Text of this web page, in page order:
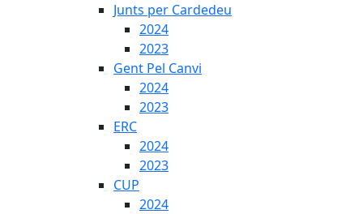
Junts per Cardedeu
2024
2023
Gent Pel Canvi
2024
2023
ERC
2024
2023
CUP
2024